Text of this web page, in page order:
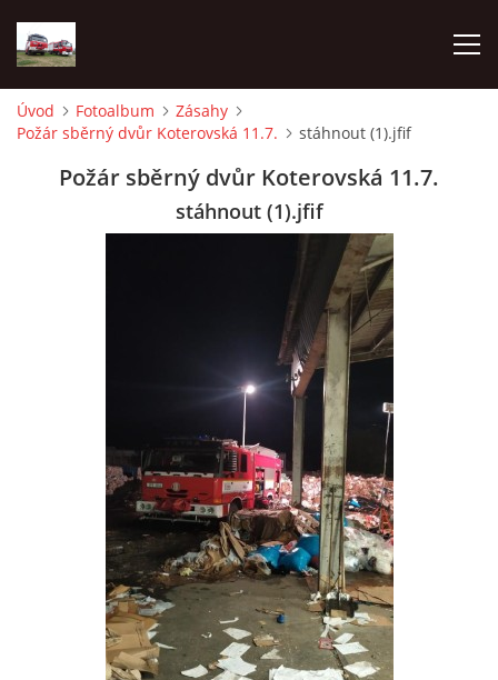
TECHNIKA
INFORMACE
Úvod Fotoalbum
Zásahy
Požár sběrný dvůr Koterovská 11.7.
stáhnout (1).jfif
Požár sběrný dvůr Koterovská 11.7.
stáhnout (1).jfif